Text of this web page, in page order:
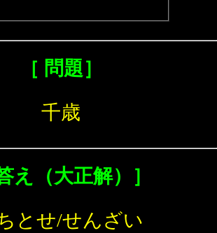
［ 問題］
千歳
え（大正解）］
とせ/せんざい